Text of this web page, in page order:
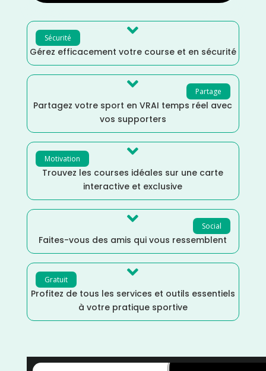
Sécurité 
Gérez efficacement votre course et en sécurité
Partage

Partagez votre sport en VRAI temps réel avec
vos supporters
Motivation 
Trouvez les courses idéales sur une carte
interactive et exclusive
Social

Faites-vous des amis qui vous ressemblent
Gratuit 
Profitez de tous les services et outils essentiels
à votre pratique sportive